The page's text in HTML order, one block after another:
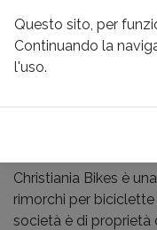
Christiania Bikes è
rimorchi per
società è di proprietà
Questo sito, per
Continuando la
l'uso.